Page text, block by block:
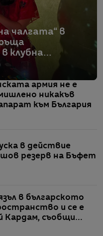
чалгата“ в
клубна
армия не е
никакъв
към България
в действие
резерв на Бъфет
в българското
и се е
Кардам, съобщи